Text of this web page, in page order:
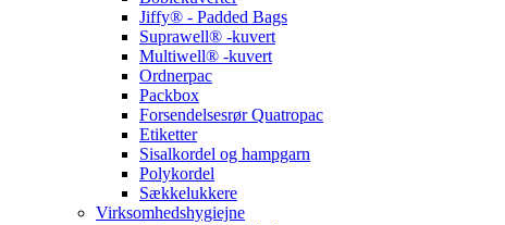
Jiffy® - Padded Bags
Suprawell® -kuvert
Multiwell® -kuvert
Ordnerpac
Packbox
Forsendelsesrør Quatropac
Etiketter
Sisalkordel og hampgarn
Polykordel
Sækkelukkere
Virksomhedshygiejne